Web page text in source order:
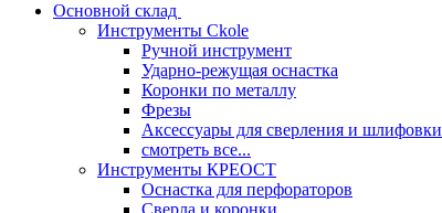
Основной склад
Инструменты Ckole
Ручной инструмент
Ударно‑режущая оснастка
Коронки по металлу
Фрезы
Аксессуары для сверления и шлифовки
смотреть все...
Инструменты КРЕОСТ
Оснастка для перфораторов
Сверла и коронки